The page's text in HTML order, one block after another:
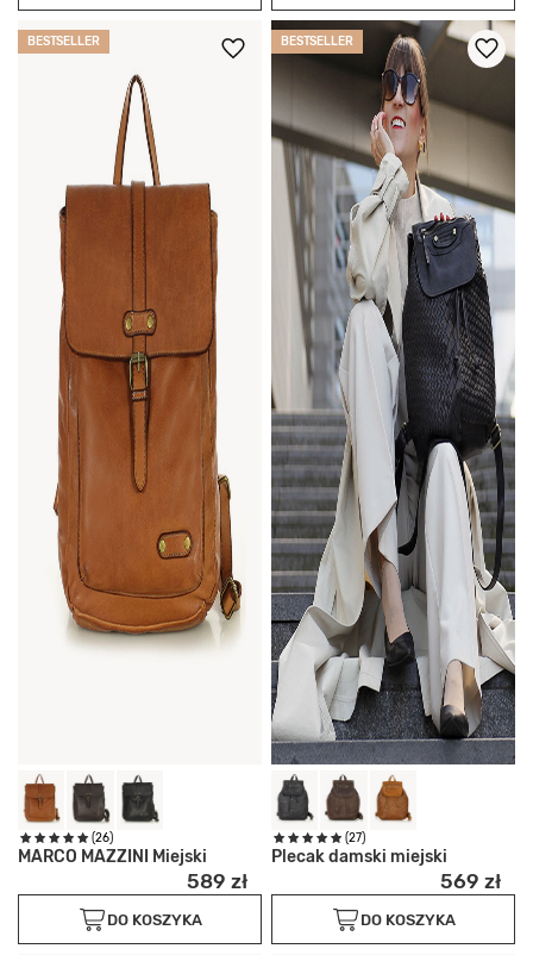
BESTSELLER
(26)
MARCO MAZZINI Miejski
589 zł
DO KOSZYKA
BESTSELLER
(27)
Plecak damski miejski
569 zł
DO KOSZYKA